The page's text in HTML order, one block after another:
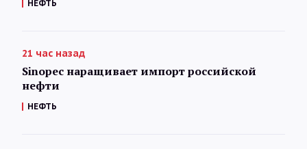
НЕФТЬ
21 час назад
Sinopec наращивает импорт российской
нефти
НЕФТЬ